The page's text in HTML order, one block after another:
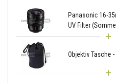
Panasonic 16-
UV Filter
Objektiv Tasche -